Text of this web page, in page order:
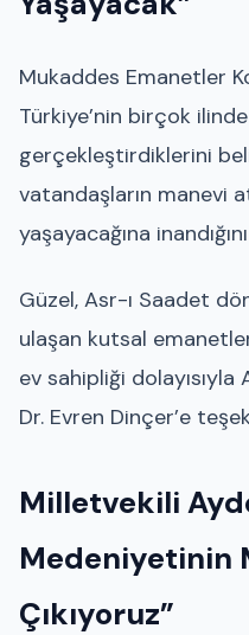
Mukaddes Emanetler
Türkiye’nin birçok
gerçekleştirdiklerini
vatandaşların manevi
yaşayacağına
Güzel, Asr-ı Saadet
ulaşan kutsal
ev sahipliği dolayısıyla
Dr. Evren Dinçer’e
Milletvekili
Medeniyetinin
Çıkıyoruz”